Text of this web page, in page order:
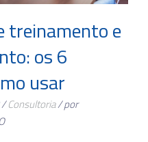
treinamento e
os 6
usar
/Consultoria/ por